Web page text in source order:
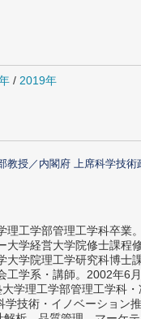
/ 2019年
教授／内閣府 上席科学技術
工学部管理工学科卒業。
学経営大学院修士課程修
大学院理工学研究科博士
工学系・講師。2002年6月
学理工学部管理工学科
技術・イノベーション